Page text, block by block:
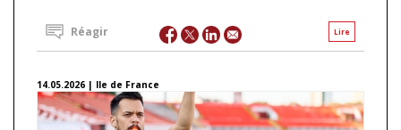
Lire
Réagir
14.05.2026 | Ile de France